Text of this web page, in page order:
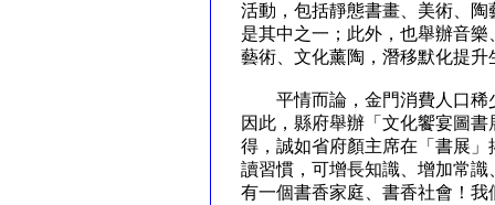
活動，包括靜態書畫、美術、
是其中之一；此外，也舉辦音
藝術、文化薰陶，潛移默化提
平情而論，金門消費人口稀
因此，縣府舉辦「文化饗宴圖
得，誠如省府顏主席在「書展
讀習慣，可增長知識、增加常
有一個書香家庭、書香社會！